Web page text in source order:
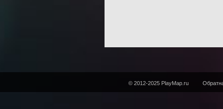
© 2012-2025 PlayMap.ru